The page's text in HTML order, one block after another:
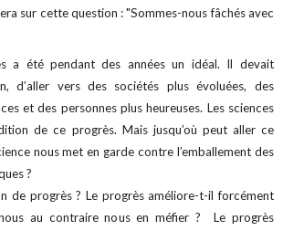
sur cette question : "Sommes-nous fâchés avec
a été pendant des années un idéal. Il devait
d’aller vers des sociétés plus évoluées, des
et des personnes plus heureuses. Les sciences
de ce progrès. Mais jusqu’où peut aller ce
nous met en garde contre l’emballement des
?
de progrès ? Le progrès améliore-t-il forcément
au contraire nous en méfier ? Le progrès